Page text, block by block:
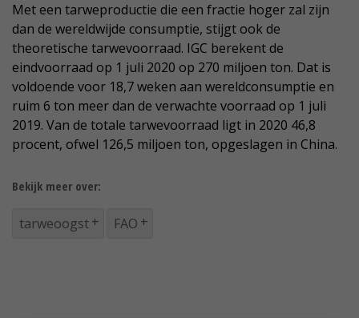
Met een tarweproductie die een fractie hoger zal zijn
dan de wereldwijde consumptie, stijgt ook de
theoretische tarwevoorraad. IGC berekent de
eindvoorraad op 1 juli 2020 op 270 miljoen ton. Dat is
voldoende voor 18,7 weken aan wereldconsumptie en
ruim 6 ton meer dan de verwachte voorraad op 1 juli
2019. Van de totale tarwevoorraad ligt in 2020 46,8
procent, ofwel 126,5 miljoen ton, opgeslagen in China.
Bekijk meer over:
tarweoogst FAO